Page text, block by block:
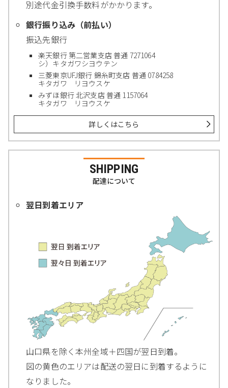
別途代金引換手数料がかかります。
銀行振り込み（前払い）
振込先銀行
楽天銀行 第二営業支店 普通 7271064
シ）キタガワシヨウテン
三菱東京UFJ銀行 錦糸町支店 普通 0784258
キタガワ リヨウスケ
みずほ銀行 北沢支店 普通 1157064
キタガワ リヨウスケ
詳しくはこちら
SHIPPING
配達について
翌日到着エリア
山口県を除く本州全域＋四国が翌日到着。
図の黄色のエリアは配送の翌日に到着するように
なりました。